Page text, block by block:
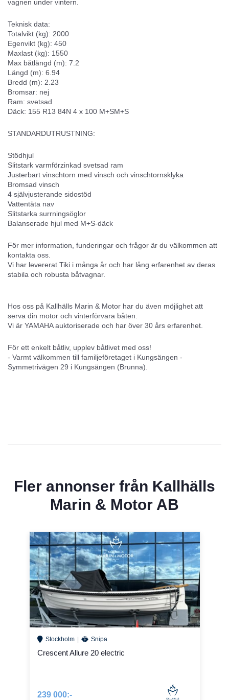
vagnen under vintern.
Teknisk data:
Totalvikt (kg): 2000
Egenvikt (kg): 450
Maxlast (kg): 1550
Маx båtlängd (m): 7.2
Längd (m): 6.94
Bredd (m): 2.23
Bromsar: nej
Ram: svetsad
Däck: 155 R13 84N 4 x 100 M+SM+S
STANDARDUTRUSTNING:
Stödhjul
Slitstark varmförzinkad svetsad ram
Justerbart vinschtorn med vinsch och vinschtornsklyka
Bromsad vinsch
4 självjusterande sidostöd
Vattentäta nav
Slitstarka surrningsöglor
Balanserade hjul med M+S-däck
För mer information, funderingar och frågor är du välkommen att
kontakta oss.
Vi har levererat Tiki i många år och har lång erfarenhet av deras
stabila och robusta båtvagnar.
Hos oss på Kallhälls Marin & Motor har du även möjlighet att
serva din motor och vinterförvara båten.
Vi är YAMAHA auktoriserade och har över 30 års erfarenhet.
För ett enkelt båtliv, upplev båtlivet med oss!
- Varmt välkommen till familjeföretaget i Kungsängen -
Symmetrivägen 29 i Kungsängen (Brunna).
Fler annonser från Kallhälls
Marin & Motor AB
Stockholm Snipa
Crescent Allure 20 electric
239 000:-